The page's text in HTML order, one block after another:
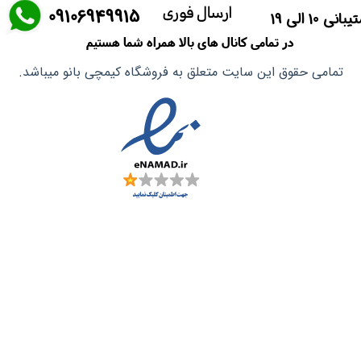
ماسک صورت
آشپزی آسیایی
تمامی حقوق این سایت متعلق به فروشگاه کیمچی بانو میباشد.
​09106949915 ارسال فوری 10 الی 19
در تمامی کانال های بالا همراه شما هستیم